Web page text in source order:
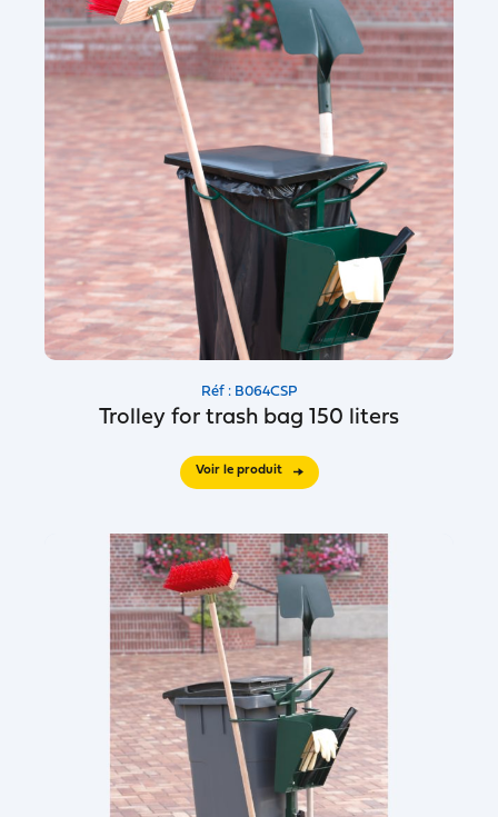
Réf : B064CSP
Trolley for trash bag 150 liters
Voir le produit